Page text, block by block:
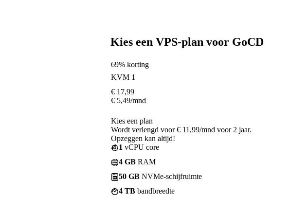
Kies een VPS-plan voor GoCD
69% korting
KVM 1
€ 17,99
€ 5,49/mnd
Kies een plan
Wordt verlengd voor € 11,99/mnd voor 2 jaar.
Opzeggen kan altijd!
1 vCPU core
4 GB RAM
50 GB NVMe-schijfruimte
4 TB bandbreedte